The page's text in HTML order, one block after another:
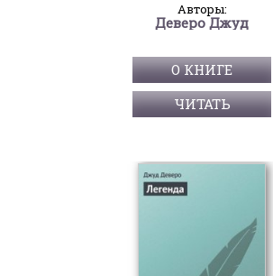
Авторы:
Деверо Джуд
О КНИГЕ
ЧИТАТЬ